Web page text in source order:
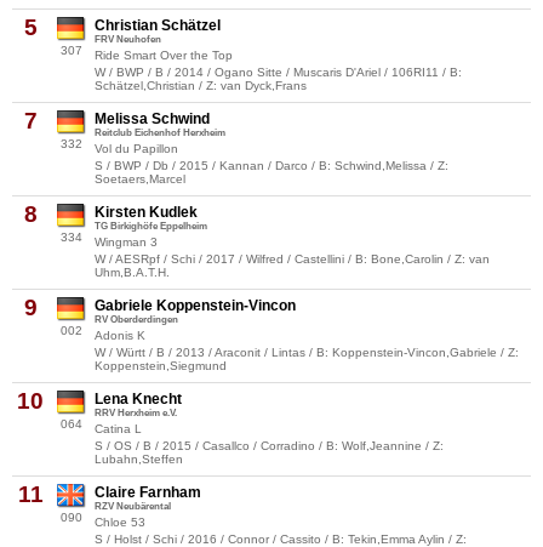
5
307
Christian Schätzel
FRV Neuhofen
Ride Smart Over the Top
W / BWP / B / 2014 / Ogano Sitte / Muscaris D'Ariel / 106RI11 / B:
Schätzel,Christian / Z: van Dyck,Frans
7
332
Melissa Schwind
Reitclub Eichenhof Herxheim
Vol du Papillon
S / BWP / Db / 2015 / Kannan / Darco / B: Schwind,Melissa / Z:
Soetaers,Marcel
8
334
Kirsten Kudlek
TG Birkighöfe Eppelheim
Wingman 3
W / AESRpf / Schi / 2017 / Wilfred / Castellini / B: Bone,Carolin / Z: van
Uhm,B.A.T.H.
9
002
Gabriele Koppenstein-Vincon
RV Oberderdingen
Adonis K
W / Württ / B / 2013 / Araconit / Lintas / B: Koppenstein-Vincon,Gabriele / Z:
Koppenstein,Siegmund
10
064
Lena Knecht
RRV Herxheim e.V.
Catina L
S / OS / B / 2015 / Casallco / Corradino / B: Wolf,Jeannine / Z:
Lubahn,Steffen
11
090
Claire Farnham
RZV Neubärental
Chloe 53
S / Holst / Schi / 2016 / Connor / Cassito / B: Tekin,Emma Aylin / Z: